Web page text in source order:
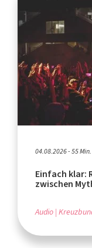
04.08.2026 - 55 Min.
Einfach klar:
zwischen
Audio